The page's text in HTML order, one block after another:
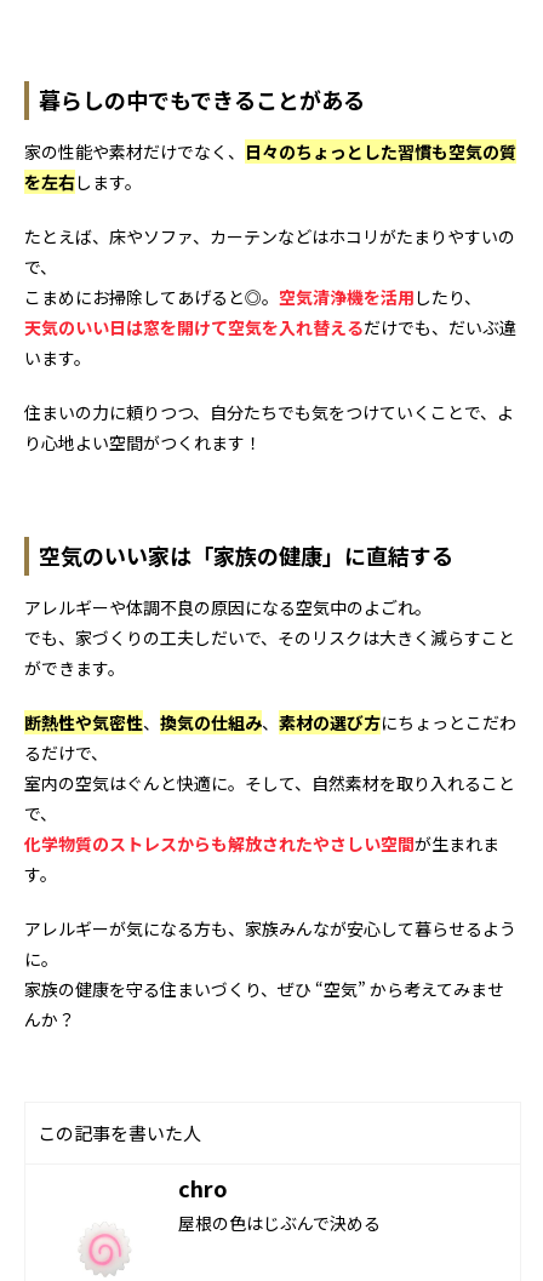
暮らしの中でもできることがある
家の性能や素材だけでなく、 日々のちょっとした習慣も空気の質
を左右します。
たとえば、床やソファ、カーテンなどはホコリがたまりやすいの
で、
こまめにお掃除してあげると◎。空気清浄機を活用 したり、
天気のいい日は窓を開けて空気を入れ替えるだけでも、だいぶ違
います。
住まいの力に頼りつつ、自分たちでも気をつけていく ことで、よ
り心地よい空間がつくれます！
空気のいい家は「家族の健康」に直結する
アレルギーや体調不良の原因になる空気中のよごれ。
でも、家づくりの工夫しだいで、そのリスクは大きく減らすこと
ができます。
断熱性や気密性、換気の仕組み、素材の選び方にちょっとこだわ
るだけで、
室内の空気はぐんと快適に。そして、自然素材を取り入れること
で、
化学物質のストレスからも解放されたやさしい空間が生まれま
す。
アレルギーが気になる方も、家族みんなが安心して暮らせるよう
に。
家族の健康を守る住まいづくり、ぜひ “空気” から考えてみませ
んか？
この記事を書いた人
chro
屋根の色はじぶんで決める